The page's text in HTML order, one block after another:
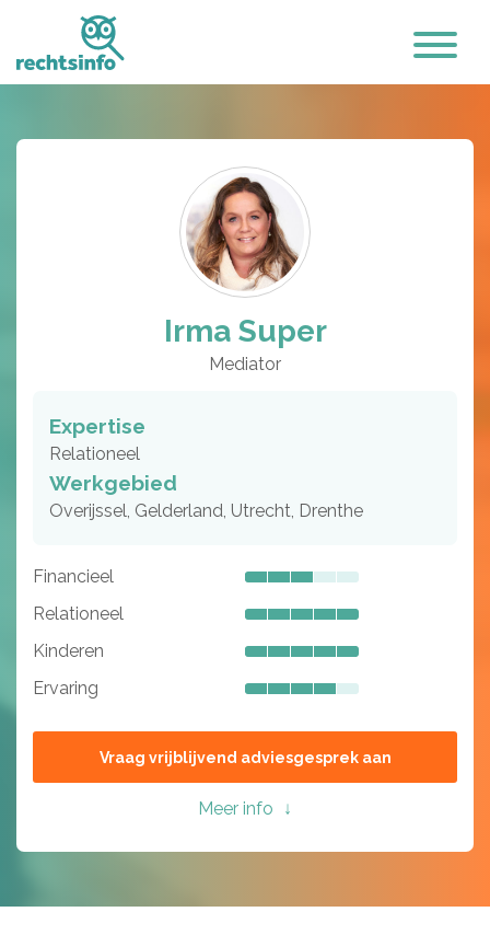
Irma Super
Mediator
Expertise
Relationeel
Werkgebied
Overijssel, Gelderland, Utrecht, Drenthe
Financieel
Relationeel
Kinderen
Ervaring
Vraag vrijblijvend adviesgesprek aan
Meer info